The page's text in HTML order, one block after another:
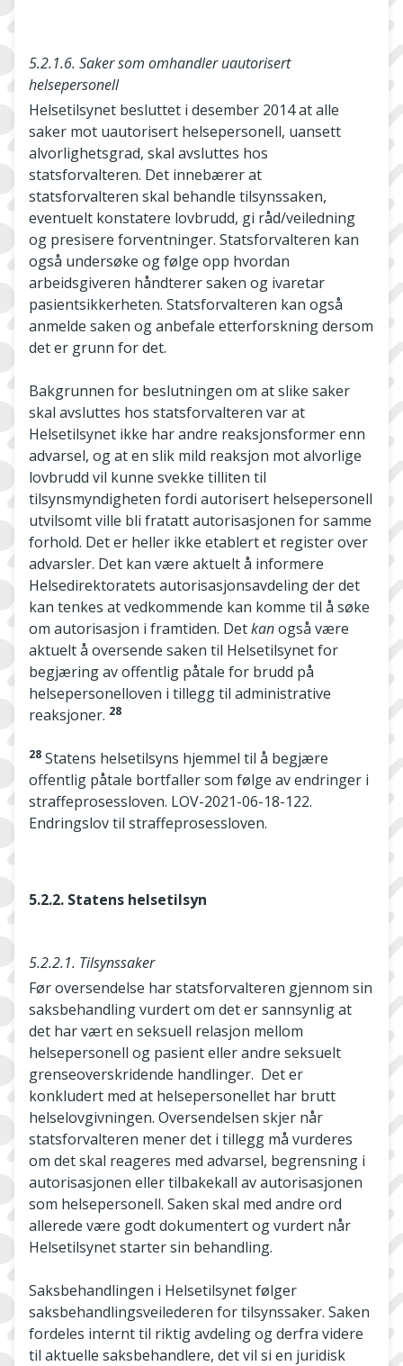
5.2.1.6. Saker som omhandler uautorisert
helsepersonell
Helsetilsynet besluttet i desember 2014 at alle
saker mot uautorisert helsepersonell, uansett
alvorlighetsgrad, skal avsluttes hos
statsforvalteren. Det innebærer at
statsforvalteren skal behandle tilsynssaken,
eventuelt konstatere lovbrudd, gi råd/veiledning
og presisere forventninger. Statsforvalteren kan
også undersøke og følge opp hvordan
arbeidsgiveren håndterer saken og ivaretar
pasientsikkerheten. Statsforvalteren kan også
anmelde saken og anbefale etterforskning dersom
det er grunn for det.
Bakgrunnen for beslutningen om at slike saker
skal avsluttes hos statsforvalteren var at
Helsetilsynet ikke har andre reaksjonsformer enn
advarsel, og at en slik mild reaksjon mot alvorlige
lovbrudd vil kunne svekke tilliten til
tilsynsmyndigheten fordi autorisert helsepersonell
utvilsomt ville bli fratatt autorisasjonen for samme
forhold. Det er heller ikke etablert et register over
advarsler. Det kan være aktuelt å informere
Helsedirektoratets autorisasjonsavdeling der det
kan tenkes at vedkommende kan komme til å søke
om autorisasjon i framtiden. Detkanogså være
aktuelt å oversende saken til Helsetilsynet for
begjæring av offentlig påtale for brudd på
helsepersonelloven i tillegg til administrative
reaksjoner. 28
28 Statens helsetilsyns hjemmel til å begjære
offentlig påtale bortfaller som følge av endringer i
straffeprosessloven. LOV-2021-06-18-122.
Endringslov til straffeprosessloven.
5.2.2. Statens helsetilsyn
5.2.2.1. Tilsynssaker
Før oversendelse har statsforvalteren gjennom sin
saksbehandling vurdert om det er sannsynlig at
det har vært en seksuell relasjon mellom
helsepersonell og pasient eller andre seksuelt
grenseoverskridende handlinger. Det er
konkludert med at helsepersonellet har brutt
helselovgivningen. Oversendelsen skjer når
statsforvalteren mener det i tillegg må vurderes
om det skal reageres med advarsel, begrensning i
autorisasjonen eller tilbakekall av autorisasjonen
som helsepersonell. Saken skal med andre ord
allerede være godt dokumentert og vurdert når
Helsetilsynet starter sin behandling.
Saksbehandlingen i Helsetilsynet følger
saksbehandlingsveilederen for tilsynssaker. Saken
fordeles internt til riktig avdeling og derfra videre
til aktuelle saksbehandlere, det vil si en juridisk